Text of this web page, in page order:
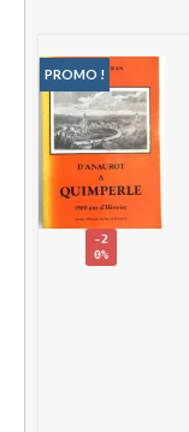
PROMO !
-2
0%